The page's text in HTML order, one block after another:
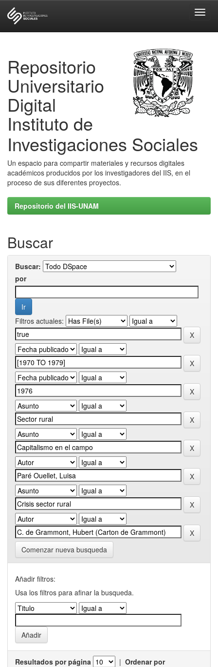
Repositorio
Universitario
Digital
Instituto de
Investigaciones Sociales
Un espacio para compartir materiales y recursos digitales
académicos producidos por los investigadores del IIS, en el
proceso de sus diferentes proyectos.
Repositorio del IIS-UNAM
Buscar
Buscar:
por
Filtros actuales:
Comenzar nueva busqueda
Añadir filtros:
Usa los filtros para afinar la busqueda.
Resultados por página | Ordenar por